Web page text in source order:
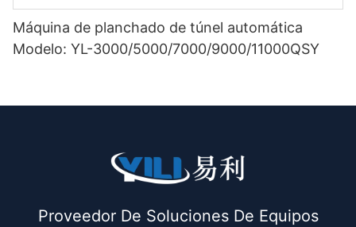
Máquina de planchado de túnel automática
Modelo: YL-3000/5000/7000/9000/11000QSY
Proveedor De Soluciones De Equipos